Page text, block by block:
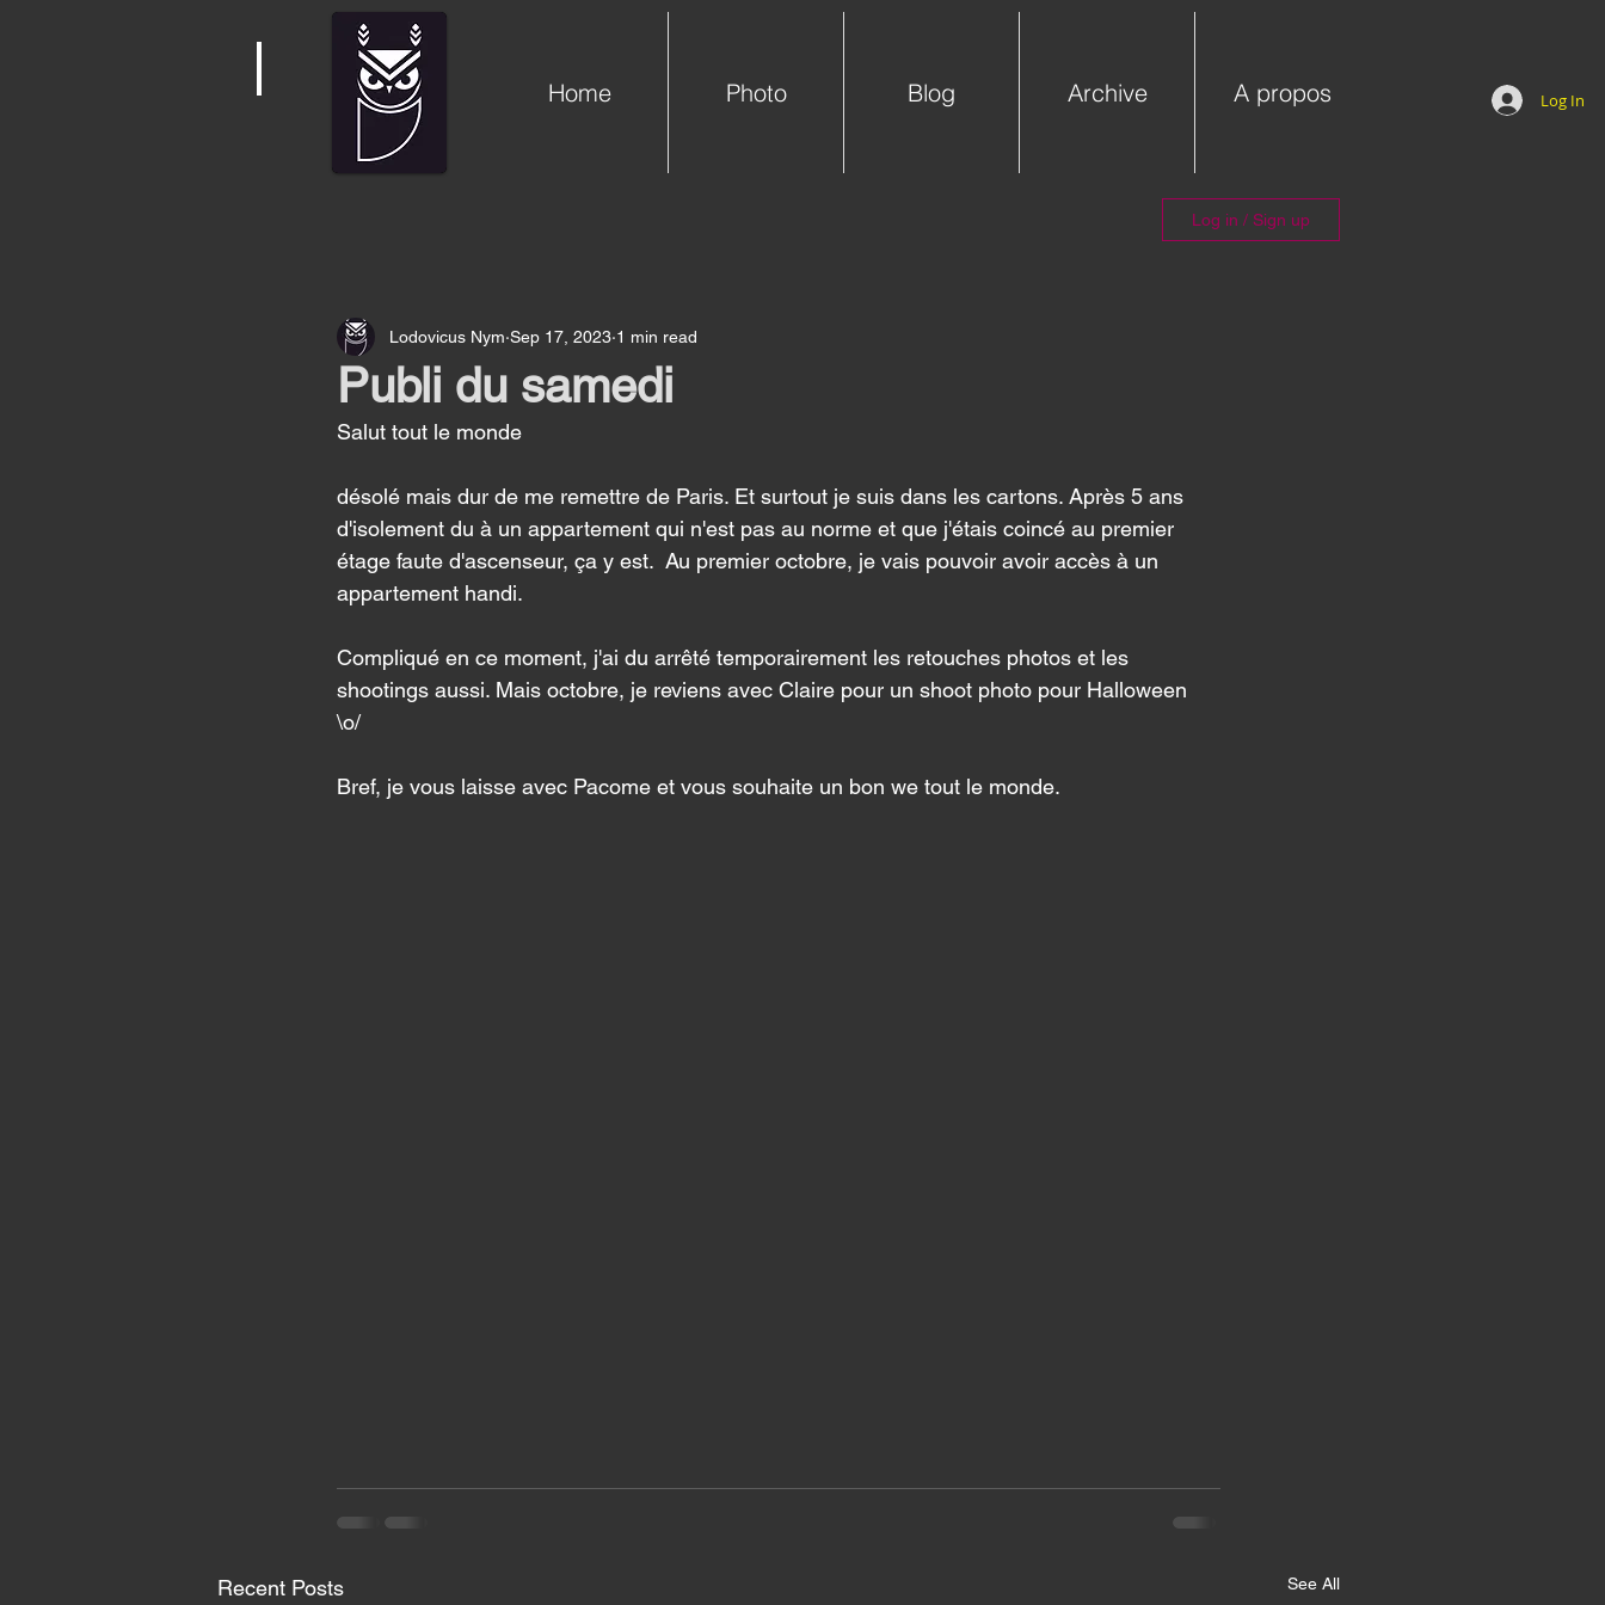
Home Photo Blog Archive A propos Log In
Log in / Sign up
Publi du samedi
Lodovicus Nym Sep 17, 2023 1 min read
Salut tout le monde
désolé mais dur de me remettre de Paris. Et surtout je suis dans les cartons. Après 5 ans
d'isolement du à un appartement qui n'est pas au norme et que j'étais coincé au premier
étage faute d'ascenseur, ça y est.  Au premier octobre, je vais pouvoir avoir accès à un
appartement handi.
Compliqué en ce moment, j'ai du arrêté temporairement les retouches photos et les
shootings aussi. Mais octobre, je reviens avec Claire pour un shoot photo pour Halloween
\o/
Bref, je vous laisse avec Pacome et vous souhaite un bon we tout le monde.
Recent Posts See All